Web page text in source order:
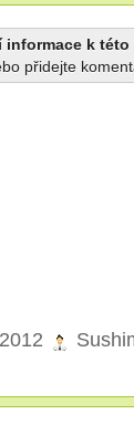
informace k
přidejte